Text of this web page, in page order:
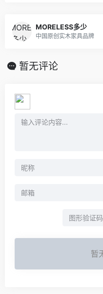
MORELESS多少
中国原创实木家具品牌
暂无评论
暂